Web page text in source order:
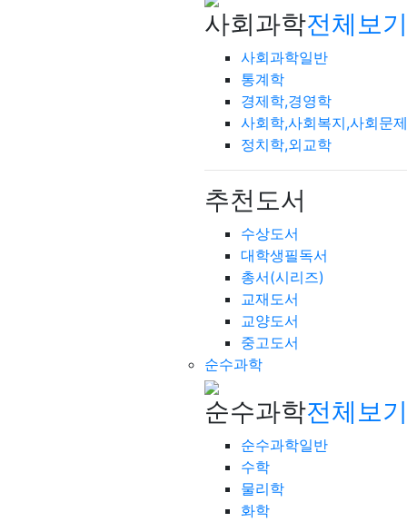
사회과학전체보
사회과학일반
통계학
경제학,경영학
사회학,사회복지,사회문제
정치학,외교학
추천도서
수상도서
대학생필독서
총서(시리즈)
교재도서
교양도서
중고도서
순수과학
순수과학전체보
순수과학일반
수학
물리학
화학